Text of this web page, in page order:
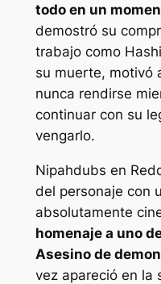
todo en un
demostró su
trabajo como
su muerte, motivó
nunca rendirse
continuar con su
vengarlo.
Nipahdubs en
del personaje con
absolutamente
homenaje a uno
Asesino de
vez apareció en la